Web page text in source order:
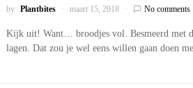
by Plantbites maart 15, 2018 No comments
Kijk uit! Want… broodjes vol. Besmeerd met
lagen. Dat zou je wel eens willen gaan doen